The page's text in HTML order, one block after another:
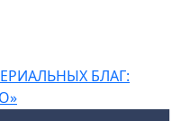
БЛАГ: